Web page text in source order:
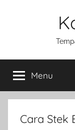
Menu
Cara Stek